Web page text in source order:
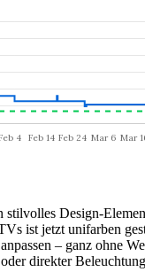
Design-
ist jetzt unifarben
– ganz ohne
direkter